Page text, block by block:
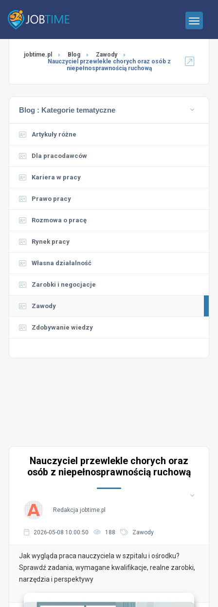
jobtime.pl Blog
Zawody
Nauczyciel przewlekle chorych oraz osób z
niepełnosprawnością ruchową
Blog : Kategorie tematyczne
Artykuły różne
Dla pracodawców
Kariera w pracy
Prawo pracy
Rozmowa o pracę
Rynek pracy
Własna działalność
Zarobki i negocjacje
Zawody
Zdobywanie wiedzy
Nauczyciel przewlekle chorych oraz
osób z niepełnosprawnością ruchową
Redakcja jobtime.pl
2026-05-08 10:00:50 188 Zawody
Jak wygląda praca nauczyciela w szpitalu i ośrodku?
Sprawdź zadania, wymagane kwalifikacje, realne zarobki,
narzędzia i perspektywy